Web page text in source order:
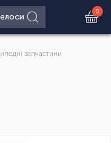
0
запчастини